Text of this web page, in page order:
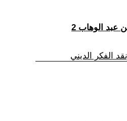
الفكر الديني